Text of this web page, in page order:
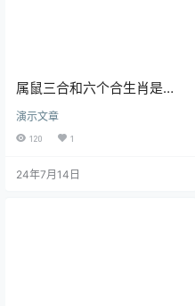
属鼠三合和六个合生肖是什
么
演示文章
120 1
24年7月14日